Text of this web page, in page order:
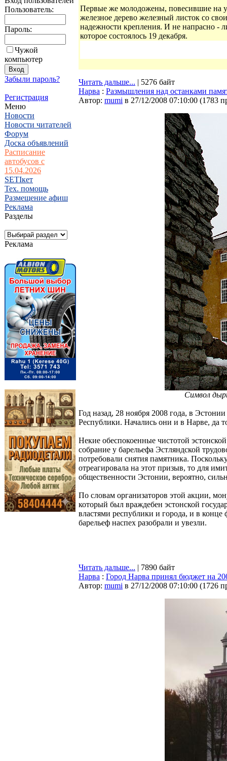
Пользователь:
Пароль:
Чужой
компьютер
Забыли пароль?
Регистрация
Меню
Новости
Новости читателей
Форум
Доска объявлений
Расписание
автобусов с
15.04.2026
SETIкет
Тех. помощь
Размещение афиш
Реклама
Разделы
Реклама
Первые же молодожены, повесившие на
железное дерево железный листок со
надежности крепления. И не напрасно -
которое состоялось 19 декабря.
Читать дальше... | 5276 байт
Нарва : Размышления над останками
Автор: mumi в 27/12/2008 07:10:00 (1783
Символ
Год назад, 28 ноября 2008 года, в
Республики. Начались они и в Нарве, да
Некие обеспокоенные чистотой
собрание у барельефа Эстляндской
потребовали снятия памятника.
отреагировала на этот призыв, то для
общественности Эстонии, вероятно,
По словам организаторов этой акции,
который был враждебен эстонской
властями республики и города, и в
барельеф наспех разобрали и увезли.
Читать дальше... | 7890 байт
Нарва : Город Нарва принял бюджет на
Автор: mumi в 27/12/2008 07:10:00 (1726